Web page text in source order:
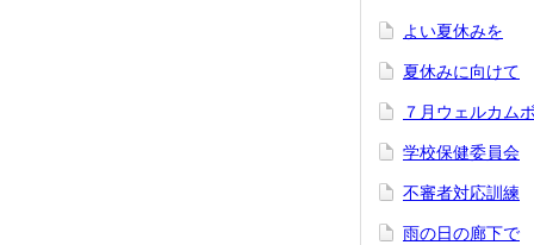
よい夏休みを
夏休みに向けて
７月ウェルカム
学校保健委員会
不審者対応訓練
雨の日の廊下で